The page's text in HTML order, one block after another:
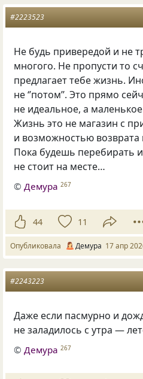
#2223523
Не будь привередой и не
многого. Не пропусти то
предлагает тебе жизнь.
не ‘’потом’’. Это прямо
не идеальное, а
Жизнь это не магазин с
и возможностью возврата
Пока будешь перебирать
не стоит на месте…
© Демура 267
44 11
Опубликовала Демура 17 апр
#2243223
Даже если пасмурно и
не заладилось с утра —
© Демура 267